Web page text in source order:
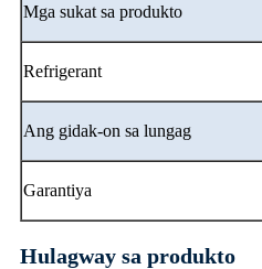
Mga sukat sa produkto
Refrigerant
Ang gidak-on sa lungag
Garantiya
Hulagway sa produkto